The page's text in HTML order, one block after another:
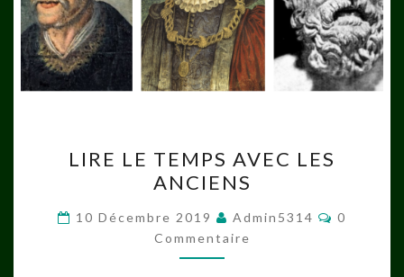
LE
TEMPS
AVEC
LES
ANCIENS
LIRE LE TEMPS AVEC LES
ANCIENS
10 Décembre 2019 Admin5314
0
Commentaire